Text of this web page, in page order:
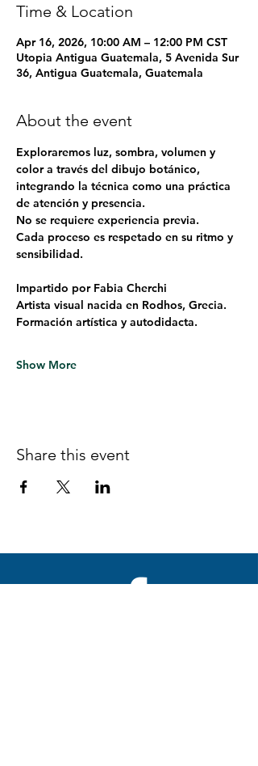
Time & Location
Apr 16, 2026, 10:00 AM – 12:00 PM CST
Utopia Antigua Guatemala, 5 Avenida Sur
36, Antigua Guatemala, Guatemala
About the event
Exploraremos luz, sombra, volumen y
color a través del dibujo botánico,
integrando la técnica como una práctica
de atención y presencia.
No se requiere experiencia previa.
Cada proceso es respetado en su ritmo y
sensibilidad.
Impartido por Fabia Cherchi
Artista visual nacida en Rodhos, Grecia.
Formación artística y autodidacta.
Show More
Share this event